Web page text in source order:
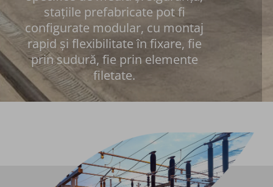
stațiile prefabricate pot fi
configurate modular, cu montaj
rapid și flexibilitate în fixare, fie
prin sudură, fie prin elemente
filetate.